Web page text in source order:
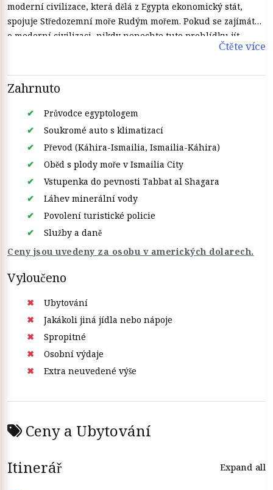
moderní civilizace, která dělá z Egypta ekonomický stát,
spojuje Středozemní moře Rudým mořem. Pokud se zajímáte
o moderní civilizaci, nikdy nenechte tuto prohlídku jít.
Čtěte více
Zahrnuto
Průvodce egyptologem
Soukromé auto s klimatizací
Převod (Káhira-Ismailia, Ismailia-Káhira)
Oběd s plody moře v Ismailia City
Vstupenka do pevnosti Tabbat al Shagara
Láhev minerální vody
Povolení turistické policie
Služby a daně
Ceny jsou uvedeny za osobu v amerických dolarech.
Vyloučeno
Ubytování
Jakákoli jiná jídla nebo nápoje
Spropitné
Osobní výdaje
Extra neuvedené výše
Ceny a Ubytování
Itinerář
Expand all